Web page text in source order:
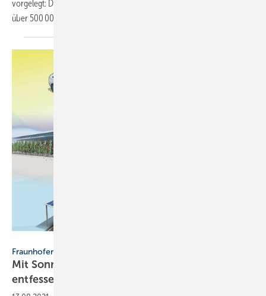
vorgelegt: Die Zahl neu installierter Wärmepumpen soll bis 2024 auf
über 500 000 Stück pro Jahr
Fraunhofer ISE
Mit Sonnenenergie einen Wirtschaftsboom
entfesseln und das Klima